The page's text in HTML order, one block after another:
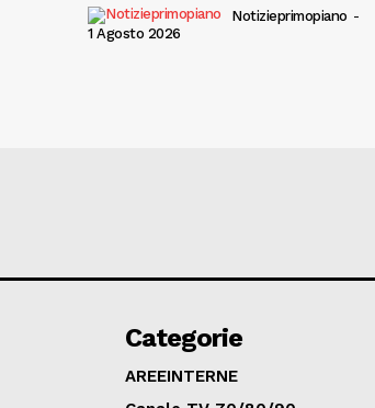
Notizieprimopiano -
1 Agosto 2026
Categorie
AREEINTERNE